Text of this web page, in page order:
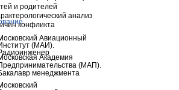
Авиационный
(МАИ).
Академия
(МАП).
менеджмента
и родителей
анализ
конфликта